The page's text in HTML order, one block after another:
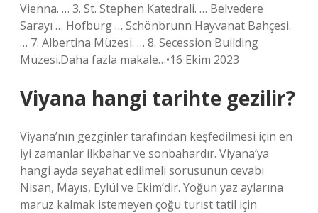
Vienna. … 3. St. Stephen Katedrali. … Belvedere
Sarayı … Hofburg … Schönbrunn Hayvanat Bahçesi.
… 7. Albertina Müzesi. … 8. Secession Building
Müzesi.Daha fazla makale…•16 Ekim 2023
Viyana hangi tarihte gezilir?
Viyana’nın gezginler tarafından keşfedilmesi için en
iyi zamanlar ilkbahar ve sonbahardır. Viyana’ya
hangi ayda seyahat edilmeli sorusunun cevabı
Nisan, Mayıs, Eylül ve Ekim’dir. Yoğun yaz aylarına
maruz kalmak istemeyen çoğu turist tatil için